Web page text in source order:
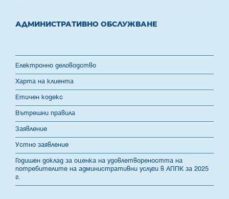
АДМИНИСТРАТИВНО ОБСЛУЖВАНЕ
Електронно деловодство
Харта на клиента
Етичен кодекс
Вътрешни правила
Заявление
Устно заявление
Годишен доклад за оценка на удовлетвореността на
потребителите на административни услуги в АППК за 2025
г.